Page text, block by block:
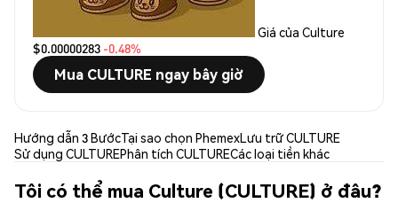
Giá của Culture
$0.00000283 -0.48%
Mua CULTURE ngay bây giờ
Hướng dẫn 3 BướcTại sao chọn PhemexLưu trữ CULTURE
Sử dụng CULTUREPhân tích CULTURECác loại tiền khác
Tôi có thể mua Culture (CULTURE) ở đâu?